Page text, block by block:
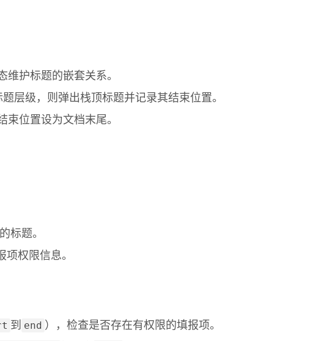
维护标题的嵌套关系。
层级，则弹出栈顶标题并记录其结束位置。
束位置设为文档末尾。
标题。
项权限信息。
到 end ），检查是否存在有权限的填报项。